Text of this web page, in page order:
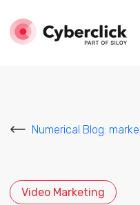
Numerical Blog:
Video Marketing